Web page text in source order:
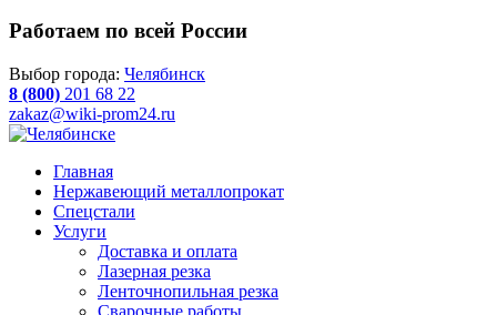
Работаем по всей России
Выбор города: Челябинск
8 (800) 201 68 22
zakaz@wiki-prom24.ru
Главная
Нержавеющий металлопрокат
Спецстали
Услуги
Доставка и оплата
Лазерная резка
Ленточнопильная резка
Сварочные работы